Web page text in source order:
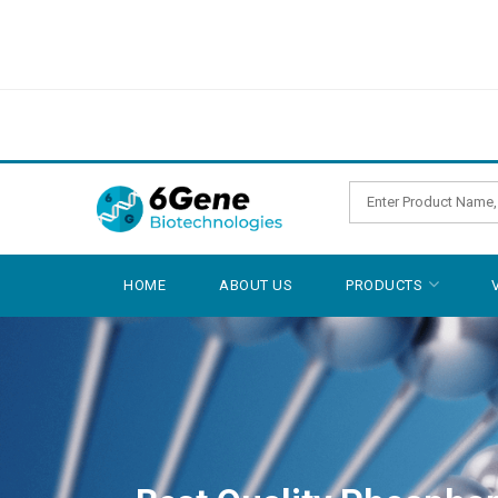
HOME ABOUT US PRODUCTS